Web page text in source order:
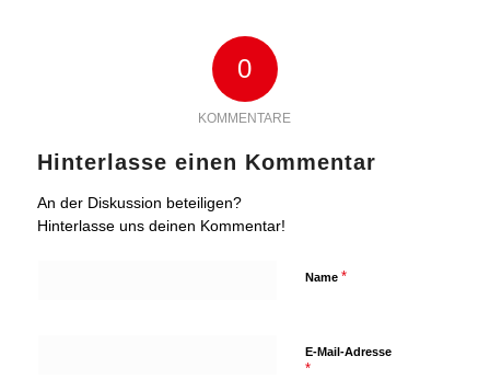
0
KOMMENTARE
Hinterlasse einen Kommentar
An der Diskussion beteiligen?
Hinterlasse uns deinen Kommentar!
Name *
E-Mail-Adresse
*